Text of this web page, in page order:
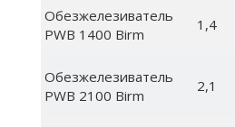
Обезжелезиватель
PWB 1400 Birm
1,4
Обезжелезиватель
PWB 2100 Birm
2,1